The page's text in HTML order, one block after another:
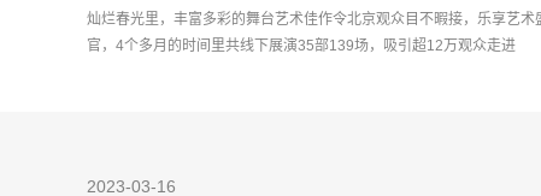
灿烂春光里，丰富多彩的舞台艺术佳作令北京观众目不暇接，乐享艺
官，4个多月的时间里共线下展演35部139场，吸引超12万观众走进
2023-03-16